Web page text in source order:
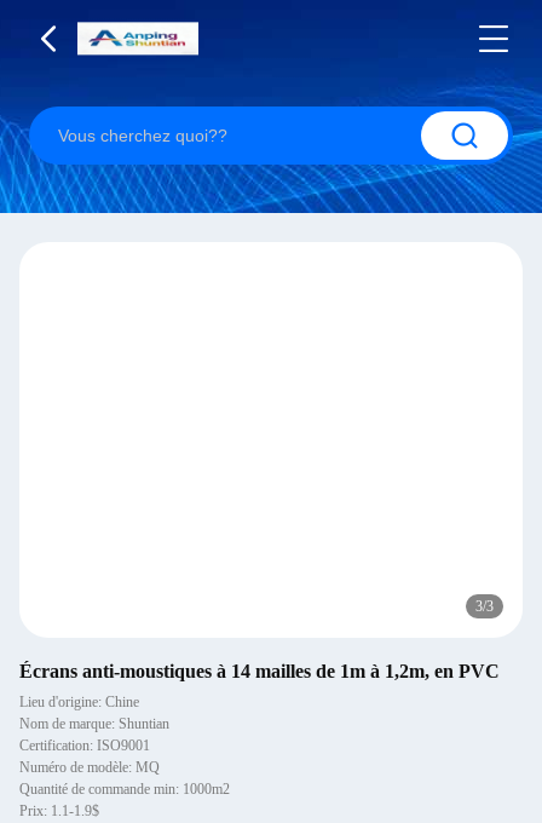
3/3
Écrans anti-moustiques à 14 mailles de 1m à 1,2m, en PVC
Lieu d'origine: Chine
Nom de marque: Shuntian
Certification: ISO9001
Numéro de modèle: MQ
Quantité de commande min: 1000m2
Prix: 1.1-1.9$